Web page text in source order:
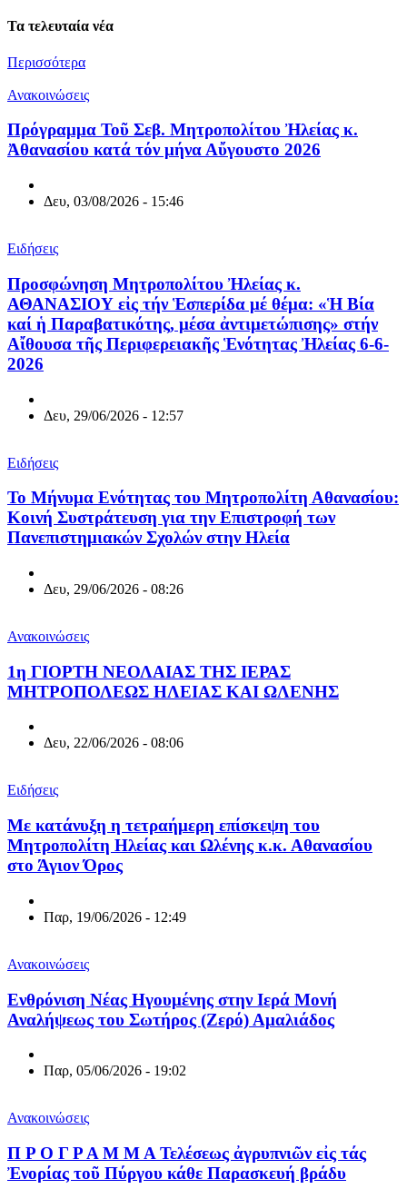
Τα τελευταία νέα
Περισσότερα
Ανακοινώσεις
Πρόγραμμα Τοῦ Σεβ. Μητροπολίτου Ἠλείας κ.
Ἀθανασίου κατά τόν μήνα Αὔγουστο 2026
Δευ, 03/08/2026 - 15:46
Ειδήσεις
Προσφώνηση Μητροπολίτου Ἠλείας κ.
ΑΘΑΝΑΣΙΟΥ εἰς τήν Ἑσπερίδα μέ θέμα: «Ἡ Βία
καί ἡ Παραβατικότης, μέσα ἀντιμετώπισης» στήν
Αἴθουσα τῆς Περιφερειακῆς Ἑνότητας Ἠλείας 6-6-
2026
Δευ, 29/06/2026 - 12:57
Ειδήσεις
Το Μήνυμα Ενότητας του Μητροπολίτη Αθανασίου:
Κοινή Συστράτευση για την Επιστροφή των
Πανεπιστημιακών Σχολών στην Ηλεία
Δευ, 29/06/2026 - 08:26
Ανακοινώσεις
1η ΓΙΟΡΤΗ ΝΕΟΛΑΙΑΣ ΤΗΣ ΙΕΡΑΣ
ΜΗΤΡΟΠΟΛΕΩΣ ΗΛΕΙΑΣ ΚΑΙ ΩΛΕΝΗΣ
Δευ, 22/06/2026 - 08:06
Ειδήσεις
Με κατάνυξη η τετραήμερη επίσκεψη του
Μητροπολίτη Ηλείας και Ωλένης κ.κ. Αθανασίου
στο Άγιον Όρος
Παρ, 19/06/2026 - 12:49
Ανακοινώσεις
Ενθρόνιση Νέας Ηγουμένης στην Ιερά Μονή
Αναλήψεως του Σωτήρος (Ζερό) Αμαλιάδος
Παρ, 05/06/2026 - 19:02
Ανακοινώσεις
Π Ρ Ο Γ Ρ Α Μ Μ Α Τελέσεως ἀγρυπνιῶν εἰς τάς
Ἐνορίας τοῦ Πύργου κάθε Παρασκευή βράδυ